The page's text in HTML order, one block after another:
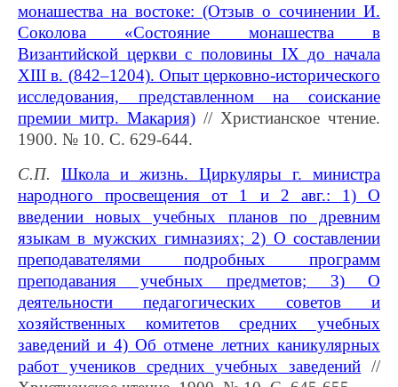
монашества на востоке: (Отзыв о сочинении И.
Соколова «Состояние монашества в
Византийской церкви с половины IX до начала
XIII в. (842–1204). Опыт церковно-исторического
исследования, представленном на соискание
премии митр. Макария) // Христианское чтение.
1900. № 10. С. 629-644.
С.П.
Школа и жизнь. Циркуляры г. министра
народного просвещения от 1 и 2 авг.: 1) О
введении новых учебных планов по древним
языкам в мужских гимназиях; 2) О составлении
преподавателями подробных программ
преподавания учебных предметов; 3) О
деятельности педагогических советов и
хозяйственных комитетов средних учебных
заведений и 4) Об отмене летних каникулярных
работ учеников средних учебных заведений //